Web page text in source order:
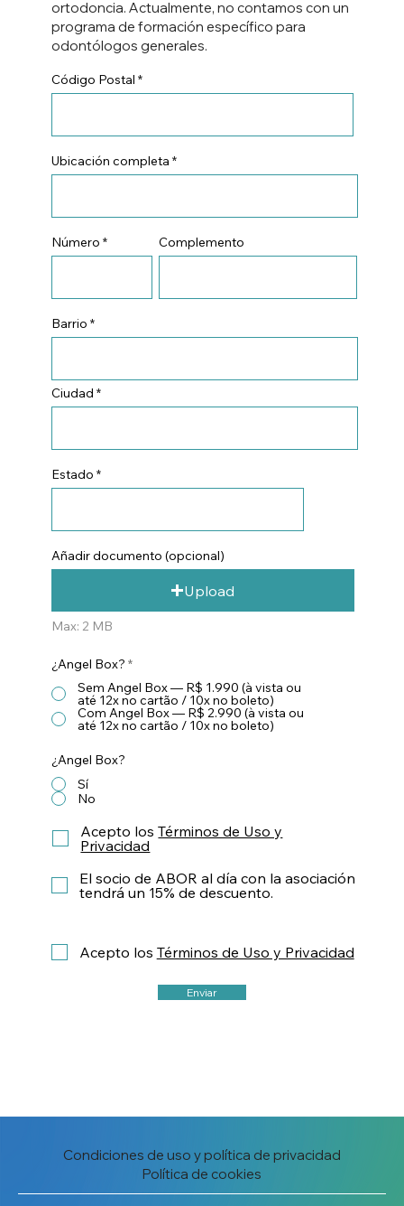
ortodoncia. Actualmente, no contamos con un
programa de formación específico para
odontólogos generales.
Código Postal
Ubicación completa
Número Complemento
Barrio
Ciudad
Estado
Añadir documento (opcional)
Upload
Max: 2 MB
¿Angel Box? *
Sem Angel Box — R$ 1.990 (à vista ou
até 12x no cartão / 10x no boleto)
Com Angel Box — R$ 2.990 (à vista ou
até 12x no cartão / 10x no boleto)
¿Angel Box?
Sí
No
El socio de ABOR al día con la asociación
tendrá un 15% de descuento.
Acepto los Términos de Uso y
Privacidad
Acepto los Términos de Uso y Privacidad
Enviar
Política de cookies
Condiciones de uso y política de privacidad